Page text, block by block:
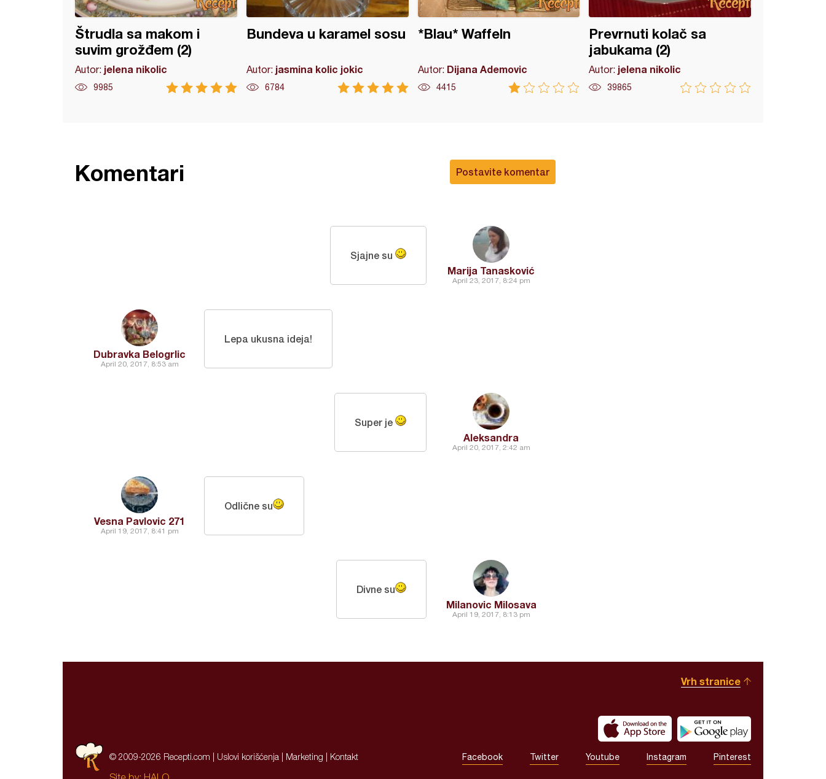
Štrudla sa makom i
suvim grožđem (2)
Autor: jelena nikolic
9985
Bundeva u karamel sosu
Autor: jasmina kolic jokic
6784
*Blau* Waffeln
Autor: Dijana Ademovic
4415
Prevrnuti kolač sa
jabukama (2)
Autor: jelena nikolic
39865
Postavite komentar
Komentari
Marija Tanasković
April 23, 2017, 8:24 pm
Sjajne su
Dubravka Belogrlic
April 20, 2017, 8:53 am
Lepa ukusna ideja!
Aleksandra
April 20, 2017, 2:42 am
Super je
Vesna Pavlovic 271
April 19, 2017, 8:41 pm
Odlične su
Milanovic Milosava
April 19, 2017, 8:13 pm
Divne su
Vrh stranice
© 2009-2026 Recepti.com | Uslovi korišćenja Marketing Kontakt Facebook Twitter Youtube Instagram Pinterest